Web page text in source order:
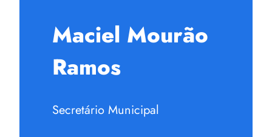
Maciel Mourão
Ramos
Secretário Municipal